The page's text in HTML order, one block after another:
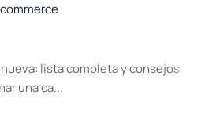
lista completa y consejos
una ca...